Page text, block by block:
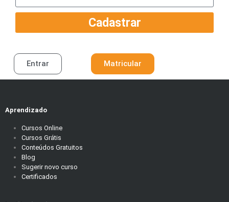
Cadastrar
Entrar Matricular
Aprendizado
Cursos Online
Cursos Grátis
Conteúdos Gratuitos
Blog
Sugerir novo curso
Certificados